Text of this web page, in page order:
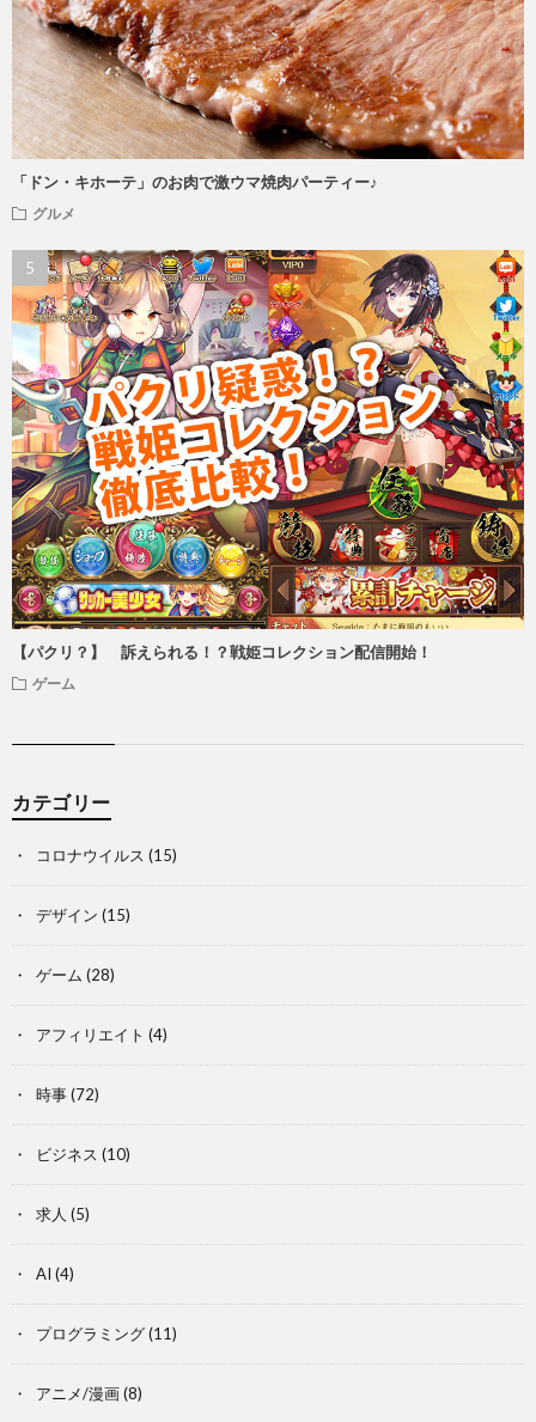
「ドン・キホーテ」のお肉で激ウマ焼肉パーティー♪
グルメ
【パクリ？】 訴えられる！？戦姫コレクション配信開始！
ゲーム
カテゴリー
コロナウイルス (15)
デザイン (15)
ゲーム (28)
アフィリエイト (4)
時事(72)
ビジネス (10)
求人 (5)
AI (4)
プログラミング(11)
アニメ/漫画(8)